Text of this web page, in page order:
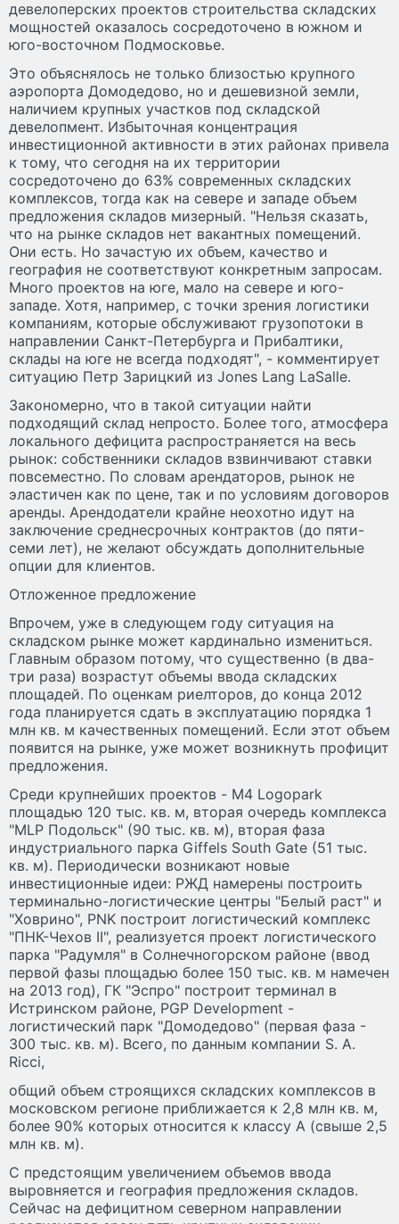
девелоперских проектов строительства складских
мощностей оказалось сосредоточено в южном и
юго-восточном Подмосковье.
Это объяснялось не только близостью крупного
аэропорта Домодедово, но и дешевизной земли,
наличием крупных участков под складской
девелопмент. Избыточная концентрация
инвестиционной активности в этих районах привела
к тому, что сегодня на их территории
сосредоточено до 63% современных складских
комплексов, тогда как на севере и западе объем
предложения складов мизерный. "Нельзя сказать,
что на рынке складов нет вакантных помещений.
Они есть. Но зачастую их объем, качество и
география не соответствуют конкретным запросам.
Много проектов на юге, мало на севере и юго-
западе. Хотя, например, с точки зрения логистики
компаниям, которые обслуживают грузопотоки в
направлении Санкт-Петербурга и Прибалтики,
склады на юге не всегда подходят", - комментирует
ситуацию Петр Зарицкий из Jones Lang LaSalle.
Закономерно, что в такой ситуации найти
подходящий склад непросто. Более того, атмосфера
локального дефицита распространяется на весь
рынок: собственники складов взвинчивают ставки
повсеместно. По словам арендаторов, рынок не
эластичен как по цене, так и по условиям договоров
аренды. Арендодатели крайне неохотно идут на
заключение среднесрочных контрактов (до пяти-
семи лет), не желают обсуждать дополнительные
опции для клиентов.
Отложенное предложение
Впрочем, уже в следующем году ситуация на
складском рынке может кардинально измениться.
Главным образом потому, что существенно (в два-
три раза) возрастут объемы ввода складских
площадей. По оценкам риелторов, до конца 2012
года планируется сдать в эксплуатацию порядка 1
млн кв. м качественных помещений. Если этот объем
появится на рынке, уже может возникнуть профицит
предложения.
Среди крупнейших проектов - M4 Logopark
площадью 120 тыс. кв. м, вторая очередь комплекса
"MLP Подольск" (90 тыс. кв. м), вторая фаза
индустриального парка Giffels South Gate (51 тыс.
кв. м). Периодически возникают новые
инвестиционные идеи: РЖД намерены построить
терминально-логистические центры "Белый раст" и
"Ховрино", PNK построит логистический комплекс
"ПНК-Чехов II", реализуется проект логистического
парка "Радумля" в Солнечногорском районе (ввод
первой фазы площадью более 150 тыс. кв. м намечен
на 2013 год), ГК "Эспро" построит терминал в
Истринском районе, PGP Development -
логистический парк "Домодедово" (первая фаза -
300 тыс. кв. м). Всего, по данным компании S. A.
Ricci,
общий объем строящихся складских комплексов в
московском регионе приближается к 2,8 млн кв. м,
более 90% которых относится к классу А (свыше 2,5
млн кв. м).
С предстоящим увеличением объемов ввода
выровняется и география предложения складов.
Сейчас на дефицитном северном направлении